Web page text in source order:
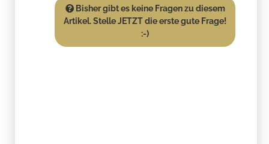
Bisher gibt es keine Fragen zu diesem
Artikel. Stelle JETZT die erste gute Frage!
:-)